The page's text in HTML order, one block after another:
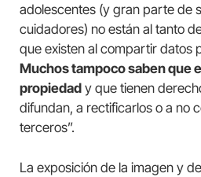
adolescentes (y gran parte de
cuidadores) no están al tanto
que existen al compartir datos
Muchos tampoco saben que
propiedad y que tienen
difundan, a rectificarlos o a no
terceros”.
La exposición de la imagen y